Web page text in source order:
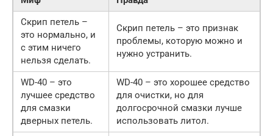
Скрип петель –
это нормально, и
с этим ничего
нельзя сделать.
Скрип петель – это признак
проблемы, которую можно и
нужно устранить.
WD-40 – это
лучшее средство
для смазки
дверных петель.
WD-40 – это хорошее средство
для очистки, но для
долгосрочной смазки лучше
использовать литол.